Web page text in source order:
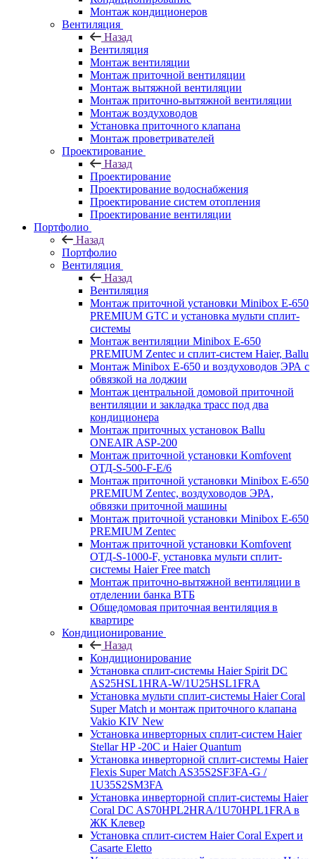
Монтаж кондиционеров
Вентиляция
Назад
Вентиляция
Монтаж вентиляции
Монтаж приточной вентиляции
Монтаж вытяжной вентиляции
Монтаж приточно-вытяжной вентиляции
Монтаж воздуховодов
Установка приточного клапана
Монтаж проветривателей
Проектирование
Назад
Проектирование
Проектирование водоснабжения
Проектирование систем отопления
Проектирование вентиляции
Портфолио
Назад
Портфолио
Вентиляция
Назад
Вентиляция
Монтаж приточной установки Minibox E-650
PREMIUM GTC и установка мульти сплит-
системы
Монтаж вентиляции Minibox E-650
PREMIUM Zentec и сплит-систем Haier, Ballu
Монтаж Minibox E-650 и воздуховодов ЭРА с
обвязкой на лоджии
Монтаж центральной домовой приточной
вентиляции и закладка трасс под два
кондиционера
Монтаж приточных установок Ballu
ONEAIR ASP-200
Монтаж приточной установки Komfovent
ОТД-S-500-F-E/6
Монтаж приточной установки Minibox E-650
PREMIUM Zentec, воздуховодов ЭРА,
обвязки приточной машины
Монтаж приточной установки Minibox E-650
PREMIUM Zentec
Монтаж приточной установки Komfovent
ОТД-S-1000-F, установка мульти сплит-
системы Haier Free match
Монтаж приточно-вытяжной вентиляции в
отделении банка ВТБ
Общедомовая приточная вентиляция в
квартире
Кондиционирование
Назад
Кондиционирование
Установка сплит-системы Haier Spirit DC
AS25HSL1HRA-W/1U25HSL1FRA
Установка мульти сплит-системы Haier Coral
Super Match и монтаж приточного клапана
Vakio KIV New
Установка инверторных сплит-систем Haier
Stellar HP -20С и Haier Quantum
Установка инверторной сплит-системы Haier
Flexis Super Match AS35S2SF3FA-G /
1U35S2SM3FA
Установка инверторной сплит-системы Haier
Coral DC AS70HPL2HRA/1U70HPL1FRA в
ЖК Клевер
Установка сплит-систем Haier Coral Expert и
Casarte Eletto